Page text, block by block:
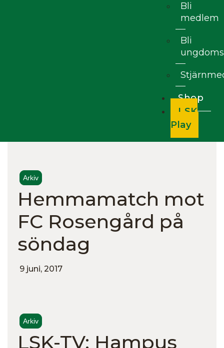
Bli
medlem
Bli
Shop
LSK
Play
Arkiv
Hemmamatch mot
FC Rosengård på
söndag
9 juni, 2017
Arkiv
LSK-TV: Hampus